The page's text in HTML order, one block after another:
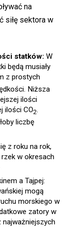
na
siłę sektora w
statków: W
będą musiały
z prostych
Niższa
ilości
ilości CO2.
liczbę
z roku na rok,
w okresach
a Tajpej:
mogą
morskiego w
zatory w
najważniejszych